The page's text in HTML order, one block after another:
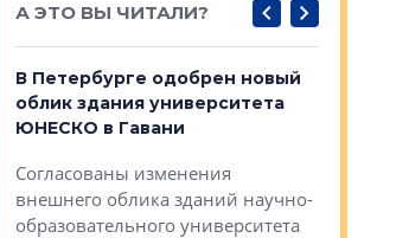
А ЭТО ВЫ ЧИТАЛИ?
В Петербурге одобрен новый
облик здания университета
ЮНЕСКО в Гавани
Согласованы изменения
внешнего облика зданий научно-
образовательного университета